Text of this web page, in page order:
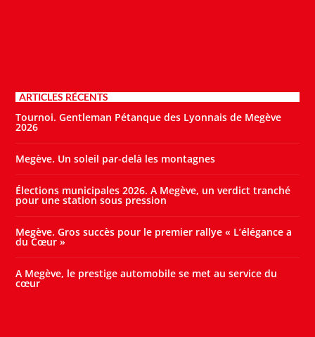
ARTICLES RÉCENTS
Tournoi. Gentleman Pétanque des Lyonnais de Megève
2026
Megève. Un soleil par-delà les montagnes
Élections municipales 2026. A Megève, un verdict tranché
pour une station sous pression
Megève. Gros succès pour le premier rallye « L’élégance a
du Cœur »
A Megève, le prestige automobile se met au service du
cœur